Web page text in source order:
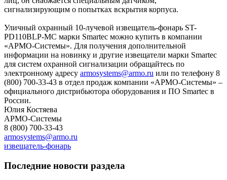
сигнализирующим о попытках вскрытия корпуса.
Уличный охранный 10-лучевой извещатель-фонарь ST-
PD110BLP-MC марки Smartec можно купить в компании
«АРМО-Системы». Для получения дополнительной
информации на новинку и другие извещатели марки Smartec
для систем охранной сигнализации обращайтесь по
электронному адресу armosystems@armo.ru или по телефону 8
(800) 700-33-43 в отдел продаж компании «АРМО-Системы» –
официального дистрибьютора оборудования и ПО Smartec в
России.
Юлия Костяева
АРМО-Системы
8 (800) 700-33-43
armosystems@armo.ru
извещатель-фонарь
Последние новости раздела